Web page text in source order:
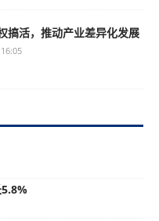
搞活，推动产业差异化发展